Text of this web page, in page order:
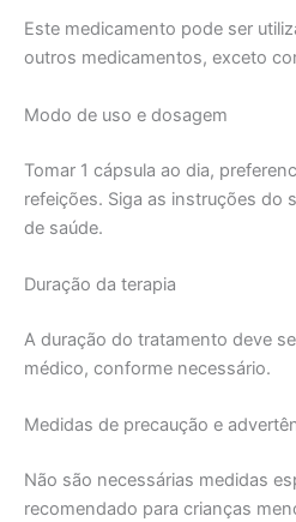
Este medicamento pode ser
outros medicamentos, exceto
Modo de uso e dosagem
Tomar 1 cápsula ao dia,
refeições. Siga as instruções do
de saúde.
Duração da terapia
A duração do tratamento deve
médico, conforme necessário.
Medidas de precaução e
Não são necessárias medidas
recomendado para crianças